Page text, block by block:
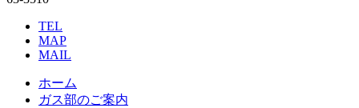
TEL
MAP
MAIL
ホーム
ガス部のご案内